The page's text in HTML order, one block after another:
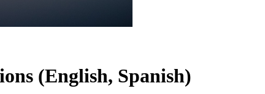
(English, Spanish)